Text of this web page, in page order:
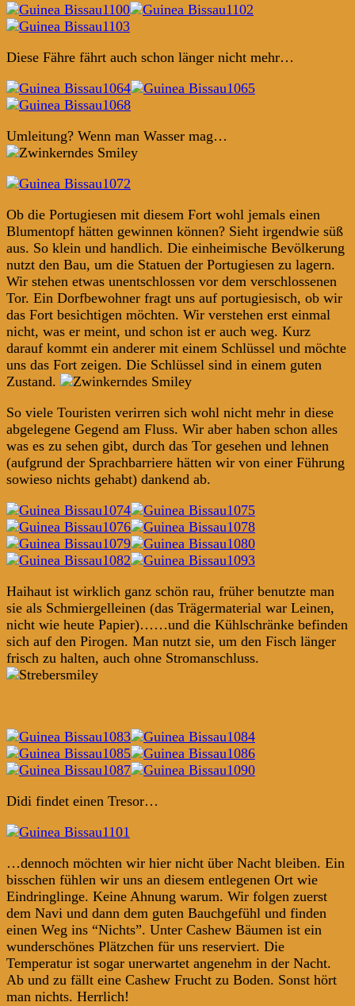
Diese Fähre fährt auch schon länger nicht mehr…
Umleitung? Wenn man Wasser mag…
Ob die Portugiesen mit diesem Fort wohl jemals einen
Blumentopf hätten gewinnen können? Sieht irgendwie süß
aus. So klein und handlich. Die einheimische Bevölkerung
nutzt den Bau, um die Statuen der Portugiesen zu lagern.
Wir stehen etwas unentschlossen vor dem verschlossenen
Tor. Ein Dorfbewohner fragt uns auf portugiesisch, ob wir
das Fort besichtigen möchten. Wir verstehen erst einmal
nicht, was er meint, und schon ist er auch weg. Kurz
darauf kommt ein anderer mit einem Schlüssel und möchte
uns das Fort zeigen. Die Schlüssel sind in einem guten
Zustand.
So viele Touristen verirren sich wohl nicht mehr in diese
abgelegene Gegend am Fluss. Wir aber haben schon alles
was es zu sehen gibt, durch das Tor gesehen und lehnen
(aufgrund der Sprachbarriere hätten wir von einer Führung
sowieso nichts gehabt) dankend ab.
Haihaut ist wirklich ganz schön rau, früher benutzte man
sie als Schmiergelleinen (das Trägermaterial war Leinen,
nicht wie heute Papier)……und die Kühlschränke befinden
sich auf den Pirogen. Man nutzt sie, um den Fisch länger
frisch zu halten, auch ohne Stromanschluss.
Didi findet einen Tresor…
…dennoch möchten wir hier nicht über Nacht bleiben. Ein
bisschen fühlen wir uns an diesem entlegenen Ort wie
Eindringlinge. Keine Ahnung warum. Wir folgen zuerst
dem Navi und dann dem guten Bauchgefühl und finden
einen Weg ins “Nichts”. Unter Cashew Bäumen ist ein
wunderschönes Plätzchen für uns reserviert. Die
Temperatur ist sogar unerwartet angenehm in der Nacht.
Ab und zu fällt eine Cashew Frucht zu Boden. Sonst hört
man nichts. Herrlich!